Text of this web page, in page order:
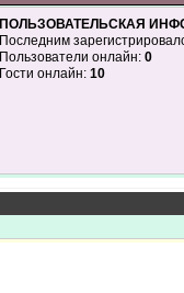
ПОЛЬЗОВАТЕЛЬСКАЯ
Последним
Пользователи онлайн: 0
Гости онлайн: 10